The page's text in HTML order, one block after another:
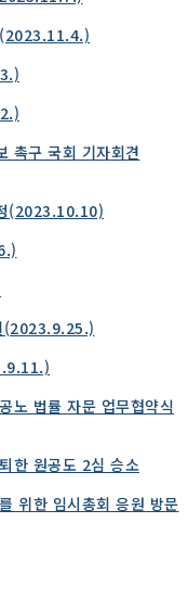
(2023.11.4.)
촉구 국회 기자회견
(2023.10.10)
(2023.9.25.)
노 법률 자문 업무협약식
한 원공도 2심 승소
위한 임시총회 응원 방문